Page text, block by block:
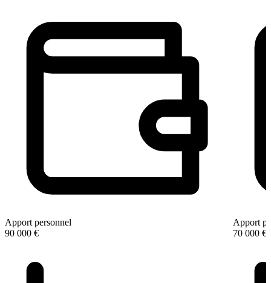
Apport personnel
90 000 €
Apport
70 000 €